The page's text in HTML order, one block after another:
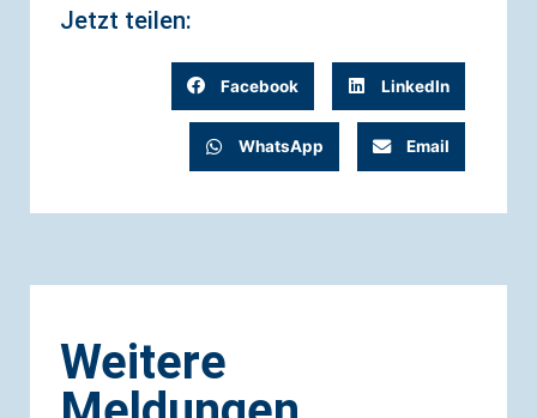
Jetzt teilen:
Facebook LinkedIn
WhatsApp Email
Weitere